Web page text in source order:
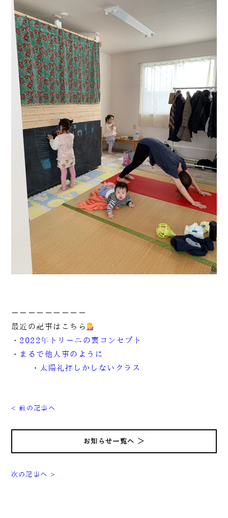
ーーーーーーーーー
最近の記事はこちら
・ 2022年トリーニの裏コンセプト
・
まるで他人事のように
・
太陽礼拝しかしないクラス
< 前の記事へ
お知らせ一覧へ ＞
次の記事へ >